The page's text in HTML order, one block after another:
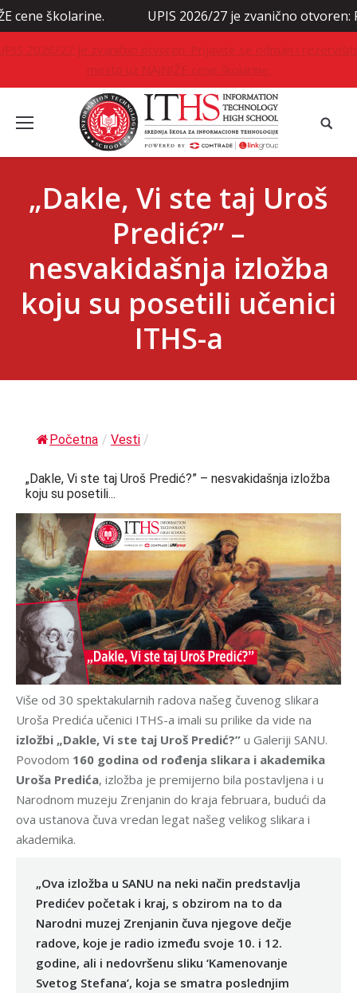
UPIS 2026/27 je zvanično otvoren: Prijavite
2026/27 je zvanično otvoren: Prijavite se odmah i
mesto uz NAJNIŽE cene školarine.
„Dakle, Vi ste taj Uroš
Predić?” –
nesvakidašnja izložba
koju su posetili učenici
ITHS-a
Početna / Vesti /
„Dakle, Vi ste taj Uroš Predić?” – nesvakidašnja izložba
koju su posetili...
Više od 30 spektakularnih radova našeg čuvenog slikara
Uroša Predića učenici ITHS-a imali su prilike da vide na
izložbi „Dakle, Vi ste taj Uroš Predić?” u Galeriji SANU.
Povodom 160 godina od rođenja slikara i akademika
Uroša Predića, izložba je premijerno bila postavljena i u
Narodnom muzeju Zrenjanin do kraja februara, budući da
ova ustanova čuva vredan legat našeg velikog slikara i
akademika.
„Ova izložba u SANU na neki način predstavlja
Predićev početak i kraj, s obzirom na to da
Narodni muzej Zrenjanin čuva njegove dečje
radove, koje je radio između svoje 10. i 12.
godine, ali i nedovršenu sliku ‘Kamenovanje
Svetog Stefana’, koja se smatra poslednjim